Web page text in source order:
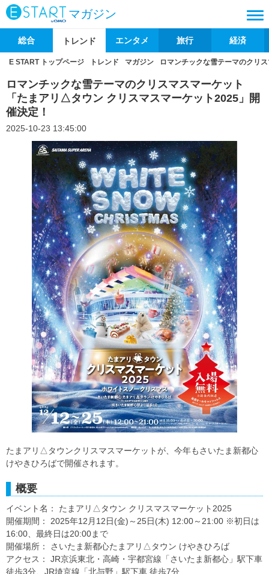
マガジン
総合 トレンド エンタメ 旅行 経済
E START トップページ トレンド マガジン ロマンチックな雪テーマのクリ
ロマンチックな雪テーマのクリスマスマーケット
「たまアリ△タウン クリスマスマーケット2025」開
催決定！
2025-10-23 13:45:00
たまアリ△タウンクリスマスマーケットが、今年もさいたま新都心
けやきひろばで開催されます。
概要
イベント名： たまアリ△タウン クリスマスマーケット2025
開催期間： 2025年12月12日(金)～25日(木) 12:00～21:00 ※初日は
16:00、最終日は20:00まで
開催場所： さいたま新都心たまアリ△タウン けやきひろば
アクセス： JR京浜東北・高崎・宇都宮線「さいたま新都心」駅下車
徒歩3分、JR埼京線「北与野」駅下車 徒歩7分